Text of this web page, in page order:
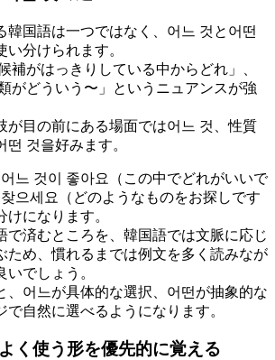
韓国語は一つではなく、어느 것と어떤
分けられます。
補がはっきりしている中からどれ」、
がどういう〜」というニュアンスが強
が目の前にある場面では어느 것、性質
것을好みます。
느 것이 좋아요（この中でどれがいいで
으세요（どのようなものをお探しです
になります。
で済むところを、韓国語では文脈に応じ
ため、慣れるまでは例文を多く読みなが
いでしょう。
、어느が具体的な選択、어떤が抽象的な
自然に選べるようになります。
く使う形を優先的に覚える